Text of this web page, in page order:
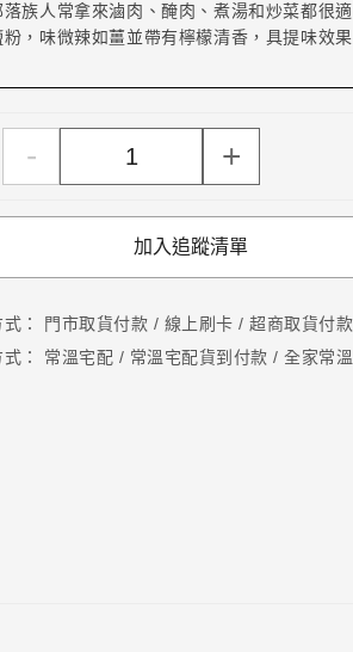
落族人常拿來滷肉、醃肉、煮湯和炒菜都很
，味微辣如薑並帶有檸檬清香，具提味效
- +
加入追蹤清單
：
門市取貨付款 / 線上刷卡 / 超商取貨付
：
常溫宅配 / 常溫宅配貨到付款 / 全家常